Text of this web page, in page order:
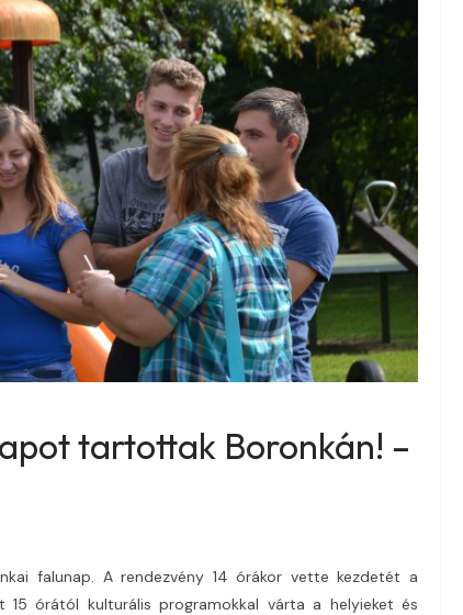
tartottak Boronkán! –
falunap. A rendezvény 14 órákor vette kezdetét a
15 órától kulturális programokkal várta a helyieket és